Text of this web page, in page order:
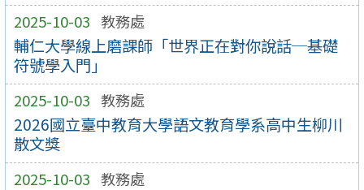
2025-10-03 教務處
輔仁大學線上磨課師「世界正在對你說話─基礎
符號學入門」
2025-10-03 教務處
2026國立臺中教育大學語文教育學系高中生柳川
散文獎
2025-10-03 教務處